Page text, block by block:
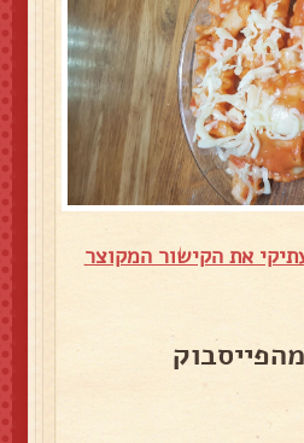
את הקישור המקוצר